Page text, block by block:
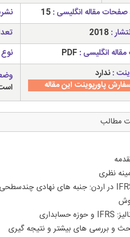
صفحات مقاله انگلیسی :15
:
2018
انگلیسی : PDF
:ندارد
پاورپوینت این مقاله
مطالب